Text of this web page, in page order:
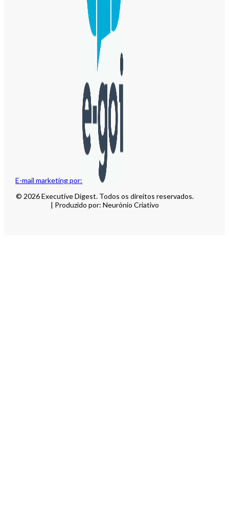
E-mail marketing por:
© 2026 Executive Digest. Todos os direitos reservados.
| Produzido por: Neurónio Criativo